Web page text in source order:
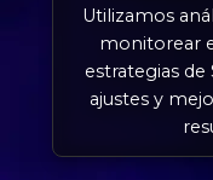
Utilizamos
monitorear
estrategias
ajustes y